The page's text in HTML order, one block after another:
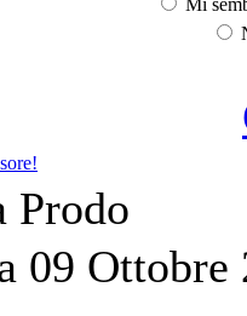
Prodo
09 Ottobre